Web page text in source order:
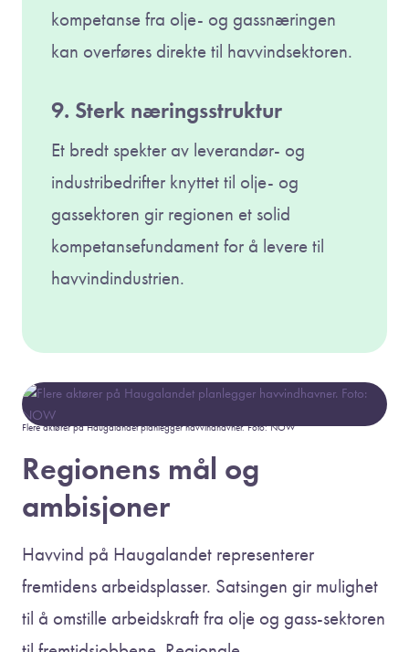
kompetanse fra olje- og gassnæringen
kan overføres direkte til havvindsektoren.
9. Sterk næringsstruktur
Et bredt spekter av leverandør- og
industribedrifter knyttet til olje- og
gassektoren gir regionen et solid
kompetansefundament for å levere til
havvindindustrien.
Flere aktører på Haugalandet planlegger havvindhavner. Foto: NOW
Regionens mål og
ambisjoner
Havvind på Haugalandet representerer
fremtidens arbeidsplasser. Satsingen gir mulighet
til å omstille arbeidskraft fra olje og gass-sektoren